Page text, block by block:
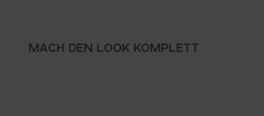
MACH DEN LOOK KOMPLETT